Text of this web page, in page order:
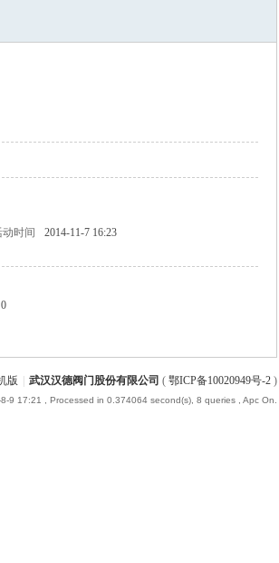
时间
2014-11-7 16:23
0
版 武汉汉德阀门股份有限公司 ( 鄂ICP备10020949号-2 )
9 17:21 , Processed in 0.374064 second(s), 8 queries , Apc On.